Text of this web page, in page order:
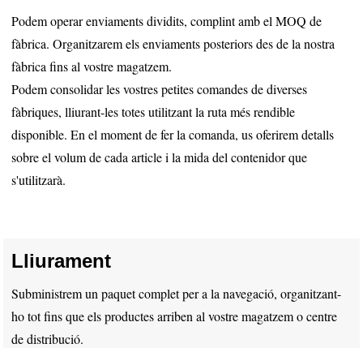
Podem operar enviaments dividits, complint amb el MOQ de
fàbrica. Organitzarem els enviaments posteriors des de la nostra
fàbrica fins al vostre magatzem.
Podem consolidar les vostres petites comandes de diverses
fàbriques, lliurant-les totes utilitzant la ruta més rendible
disponible. En el moment de fer la comanda, us oferirem detalls
sobre el volum de cada article i la mida del contenidor que
s'utilitzarà.
Lliurament
Subministrem un paquet complet per a la navegació, organitzant-
ho tot fins que els productes arriben al vostre magatzem o centre
de distribució.